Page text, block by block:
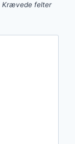
Krævede felter